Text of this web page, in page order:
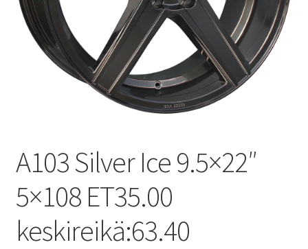
A103 Silver Ice 9.5×22″
5×108 ET35.00
keskireikä:63.40